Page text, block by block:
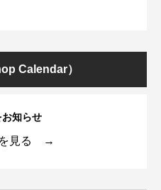
Calendar）
知らせ
を見る →